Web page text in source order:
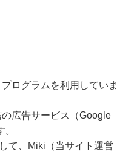
ログラムを利用していま
広告サービス（Google
て、Miki（当サイト運営